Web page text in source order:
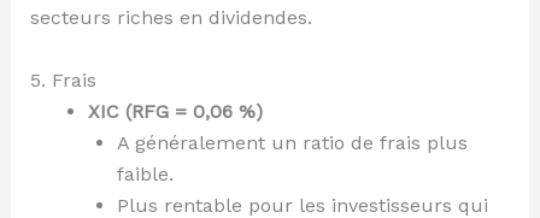
secteurs riches en dividendes.
5. Frais
XIC (RFG = 0,06 %)
A généralement un ratio de frais plus
faible.
Plus rentable pour les investisseurs qui